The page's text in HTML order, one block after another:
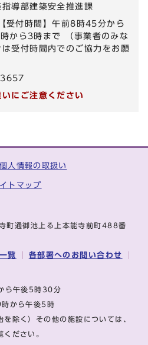
導部建築安全推進課
付時間】午前8時45分から
から3時まで （事業者のみな
受付時間内でのご協力をお願
にご注意ください
個人情報の取扱い
トマップ
通御池上る上本能寺前町488番
覧 各部署へのお問い合わせ
ら午後5時30分
時から午後5時
を除く）その他の施設については、
ください。